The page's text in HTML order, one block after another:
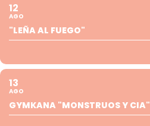
12
AGO
"LEÑA AL FUEGO"
13
AGO
GYMKANA "MONSTRUOS Y CIA"